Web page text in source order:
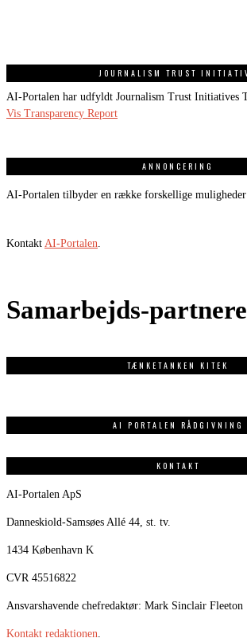
JOURNALISM TRUST
AI-Portalen har udfyldt Journalism Trust Initiatives
Vis Transparency Report
ANNONCERING
AI-Portalen tilbyder en række forskellige
Kontakt AI-Portalen.
Samarbejds-partnere
TÆNKETANKEN KITEK
AI PORTALEN RÅDGIVNING
KONTAKT
AI-Portalen ApS
Danneskiold-Samsøes Allé 44, st. tv.
1434 København K
CVR 45516822
Ansvarshavende chefredaktør: Mark Sinclair Fleeton
Kontakt redaktionen